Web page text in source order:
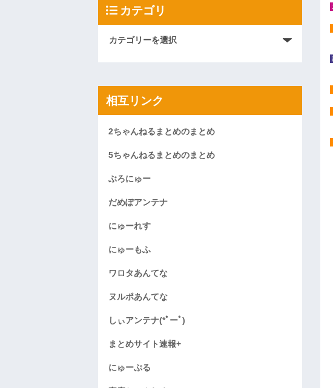
カテゴリ
相互リンク
2ちゃんねるまとめのまとめ
5ちゃんねるまとめのまとめ
ぶろにゅー
だめぽアンテナ
にゅーれす
にゅーもふ
ワロタあんてな
ヌルポあんてな
しぃアンテナ(*ﾟーﾟ)
まとめサイト速報+
にゅーぷる